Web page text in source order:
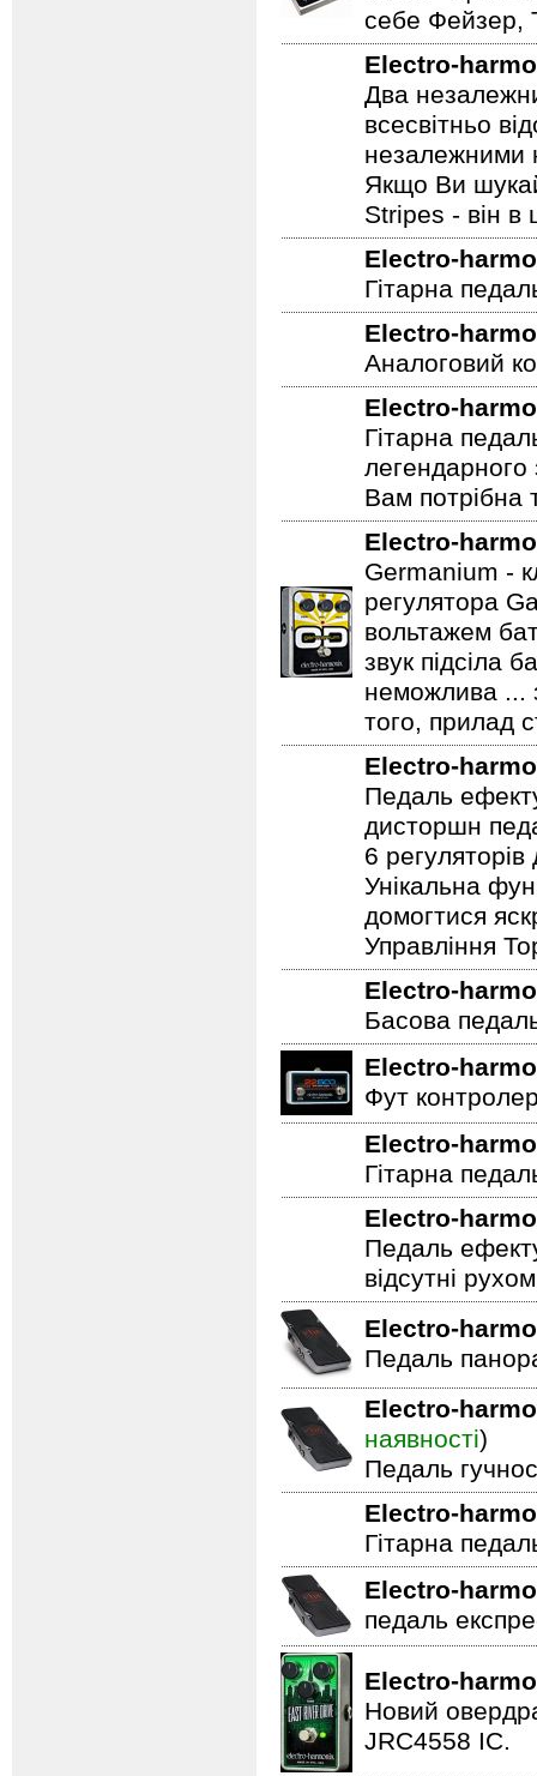
Electro-
Worm - це
себе Фейзер,
Electro-
Два
всесвітньо
незалежними
Якщо Ви
Stripes - він в
Electro-
Гітарна
Electro-
Аналоговий
Electro-
Гітарна
Вам потрібна
Electro-
Germanium -
регулятора
вольтажем
звук підсіла
неможлива ...
того, прилад
Electro-
Педаль
дисторшн
6
Унікальна
домогтися
Управління
Electro-
Басова
Electro-
Фут
Electro-
Гітарна
Electro-
Педаль
відсутні
Electro-
Педаль
Electro-
наявності)
Педаль
Electro-
Гітарна
Electro-
педаль
Electro-